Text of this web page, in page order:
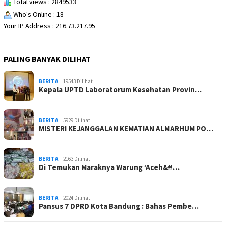
Who's Online : 18
Your IP Address : 216.73.217.95
PALING BANYAK DILIHAT
BERITA 19543 Dilihat
Kepala UPTD Laboratorum Kesehatan Provin…
BERITA 5929 Dilihat
MISTERI KEJANGGALAN KEMATIAN ALMARHUM PO…
BERITA 2163 Dilihat
Di Temukan Maraknya Warung ‘Aceh&#…
BERITA 2024 Dilihat
Pansus 7 DPRD Kota Bandung : Bahas Pembe…